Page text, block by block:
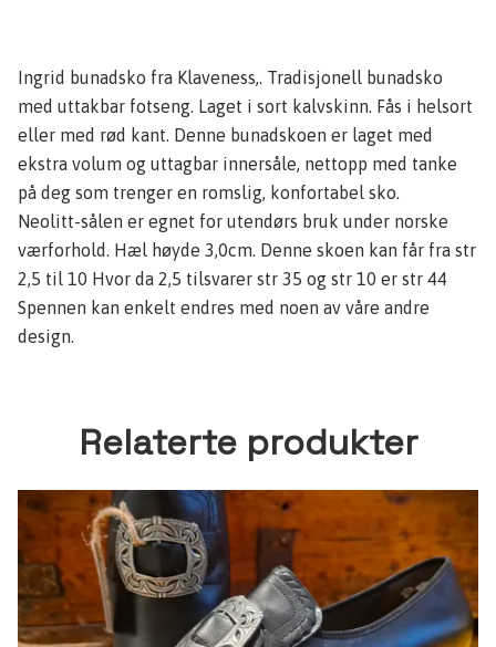
Ingrid bunadsko fra Klaveness,. Tradisjonell bunadsko
med uttakbar fotseng. Laget i sort kalvskinn. Fås i helsort
eller med rød kant. Denne bunadskoen er laget med
ekstra volum og uttagbar innersåle, nettopp med tanke
på deg som trenger en romslig, konfortabel sko.
Neolitt-sålen er egnet for utendørs bruk under norske
værforhold. Hæl høyde 3,0cm. Denne skoen kan får fra str
2,5 til 10 Hvor da 2,5 tilsvarer str 35 og str 10 er str 44
Spennen kan enkelt endres med noen av våre andre
design.
Relaterte produkter